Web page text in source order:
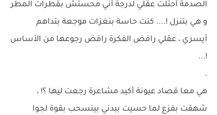
الصدمة أحتلت عقلي لدرجة أني محستش بقطرات المطر
و هي بتنزل !.... كنت حاسة بنغزات موجعة بتداهم
أيسري ، عقلي رافض الفكرة رافض رجوعها من الأساس
!...
.
هي معا قصاد عيونة أكيد مشاعرة رجعت ليها ؟! ،
شهقت بفزع لما حسيت ببدني بينسحب بقوة لجوا